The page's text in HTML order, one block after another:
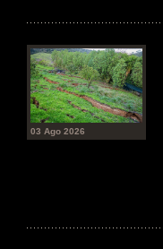
03 Ago 2026